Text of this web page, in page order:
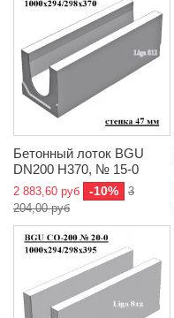
Бетонный лоток BGU
DN200 H370, № 15-0
2 883,60 руб -10%
3
204,00 руб